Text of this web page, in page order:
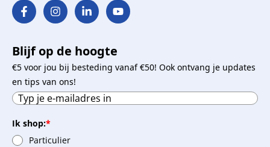
Blijf op de hoogte
€5 voor jou bij besteding vanaf €50! Ook ontvang je updates
en tips van ons!
Ik shop:*
Particulier